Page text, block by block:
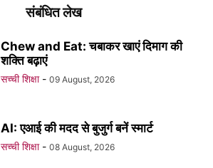
संबंधित लेख
Chew and Eat: चबाकर खाएं दिमाग की
शक्ति बढ़ाएं
सच्ची शिक्षा - 09 August, 2026
AI: एआई की मदद से बुजुर्ग बनें स्मार्ट
सच्ची शिक्षा - 08 August, 2026